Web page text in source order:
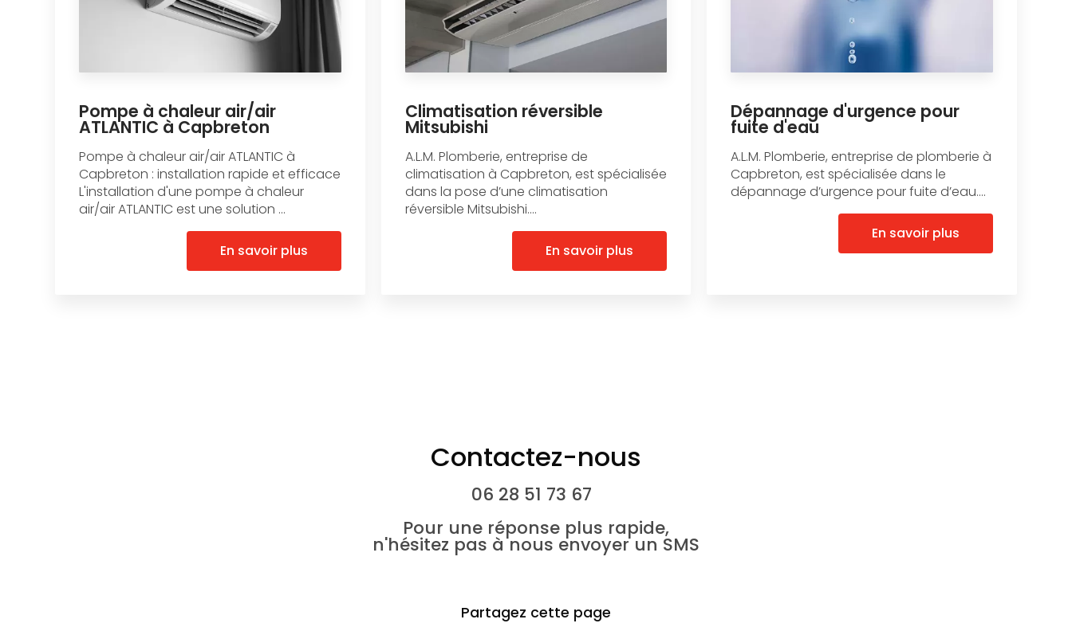
Pompe à chaleur air/air
ATLANTIC à Capbreton
Pompe à chaleur air/air ATLANTIC à
Capbreton : installation rapide et efficace
L'installation d'une pompe à chaleur
air/air ATLANTIC est une solution ...
En savoir plus
Climatisation réversible
Mitsubishi
A.L.M. Plomberie, entreprise de
climatisation à Capbreton, est spécialisée
dans la pose d’une climatisation
réversible Mitsubishi....
En savoir plus
Dépannage d'urgence pour
fuite d'eau
A.L.M. Plomberie, entreprise de plomberie à
Capbreton, est spécialisée dans le
dépannage d’urgence pour fuite d’eau....
En savoir plus
Contactez-nous
06 28 51 73 67
Pour une réponse plus rapide,
n'hésitez pas à nous envoyer un SMS
Partagez cette page